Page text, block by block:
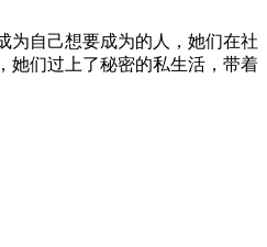
为自己想要成为的人，她们在社
她们过上了秘密的私生活，带着